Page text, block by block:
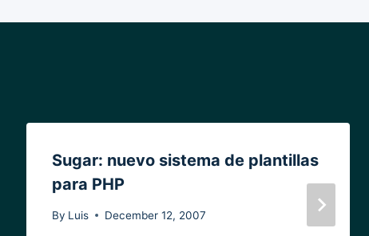
Sugar: nuevo sistema de plantillas
para PHP
By Luis December 12, 2007